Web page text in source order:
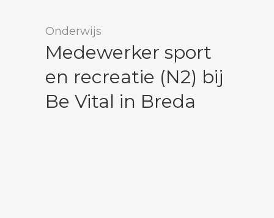
Onderwijs
Medewerker sport
en recreatie (N2) bij
Be Vital in Breda